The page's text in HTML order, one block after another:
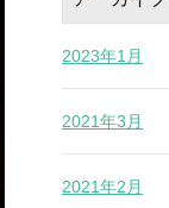
2023年1月
2021年3月
2021年2月